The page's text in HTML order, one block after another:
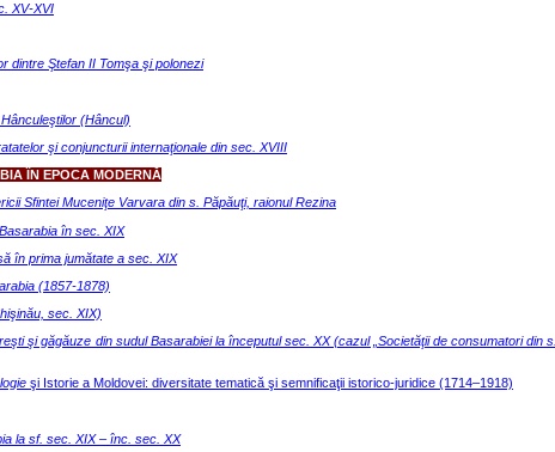
XV-XVI
dintre Ştefan II Tomşa şi polonezi
(Hâncul)
şi conjuncturii internaţionale din sec. XVIII
BIA ÎN EPOCA MODERNĂ
Sfintei Muceniţe Varvara din s. Păpăuţi, raionul Rezina
în sec. XIX
în prima jumătate a sec. XIX
(1857-1878)
sec. XIX)
şi găgăuze din sudul Basarabiei la începutul sec. XX (сazul „Societăţii de consumatori din s.
şi Istorie a Moldovei: diversitate tematică şi semnificaţii istorico-juridice (1714–1918)
la sf. sec. XIX – înc. sec. XX